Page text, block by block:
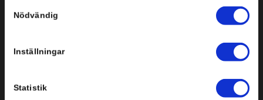
Nödvändig
Inställningar
Statistik
Svenska Infobyte AB
151 72 Södertälje